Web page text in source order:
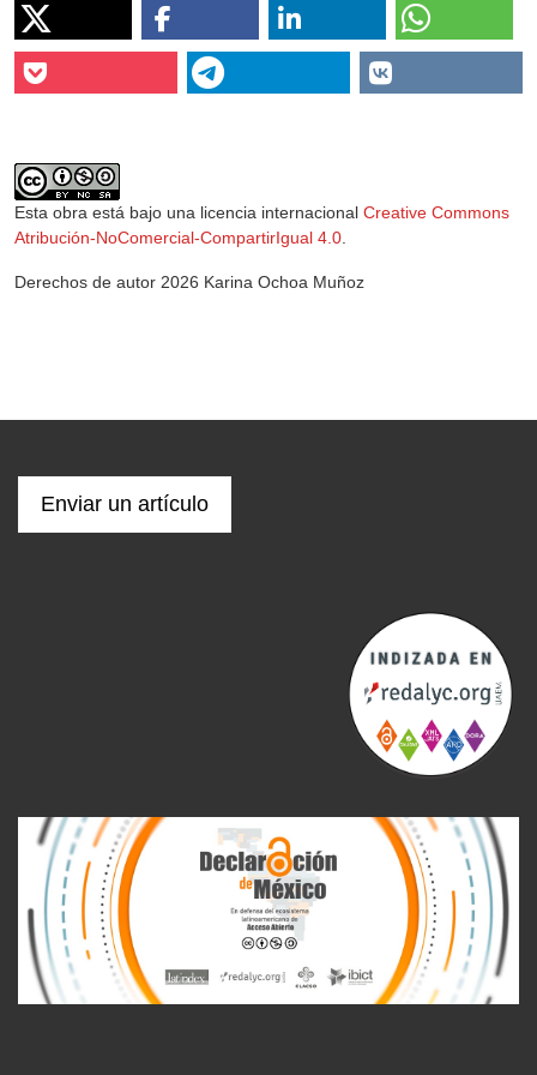
Esta obra está bajo una licencia internacional Creative Commons
Atribución-NoComercial-CompartirIgual 4.0
Derechos de autor 2026 Karina Ochoa Muñoz
Enviar un artículo